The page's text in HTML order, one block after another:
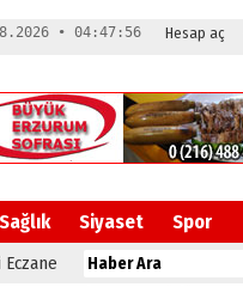
Hesap aç
• 04:47:56
Sağlık Siyaset Spor